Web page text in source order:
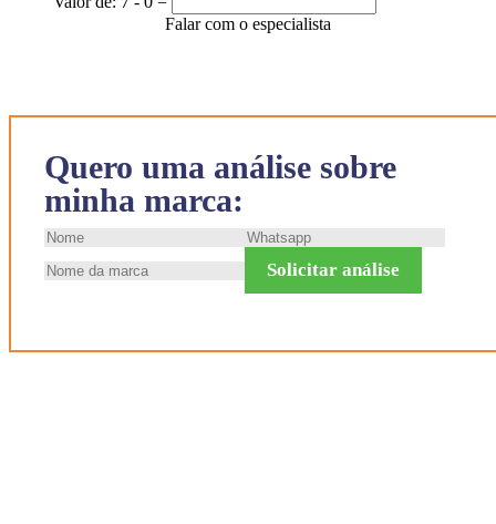
Quero uma análise sobre
minha marca:
Solicitar análise
Falar com o especialista